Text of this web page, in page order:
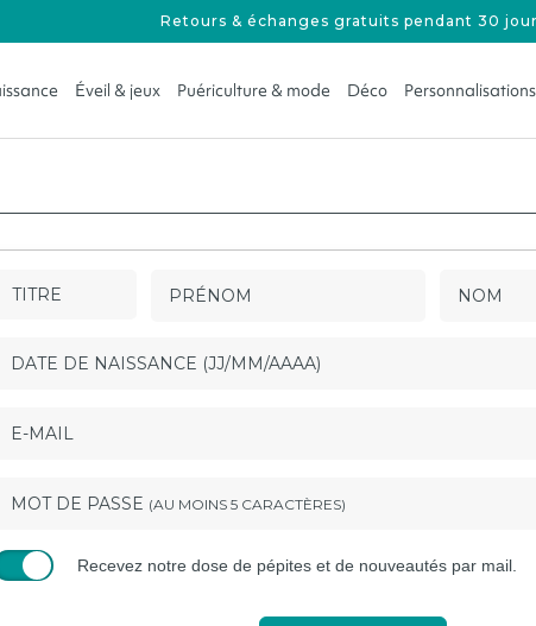
Retours & échanges gratuits pendant 30
Éveil & jeux
Livres
Puériculture & mode
À la
Déco Personnalisations
Aux alentours de 100€ et plus
PRÉNOM NOM
DATE DE NAISSANCE (JJ/MM/AAAA)
E-MAIL
MOT DE PASSE (AU MOINS 5 CARACTÈRES)
Recevez notre dose de pépites et de nouveautés par mail.